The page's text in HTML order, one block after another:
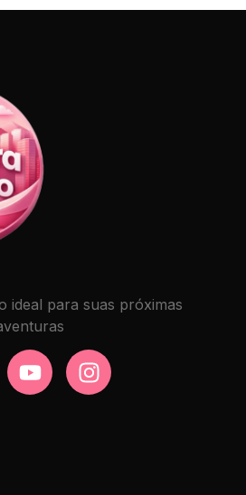
ideal para suas próximas